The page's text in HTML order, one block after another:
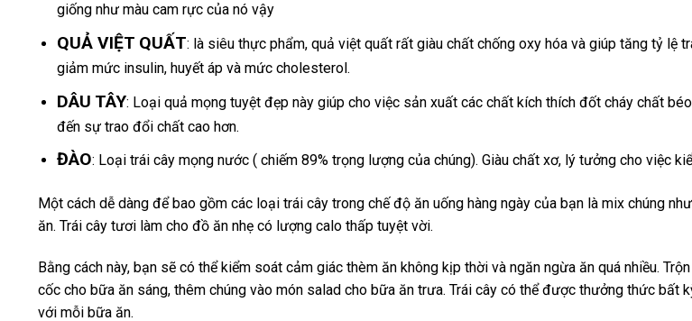
giống như màu cam rực của nó vậy
QUẢ VIỆT QUẤT: là siêu thực phẩm, quả việt quất rất giàu chất chống oxy hóa và giúp tăng tỷ lệ
giảm mức insulin, huyết áp và mức cholesterol.
DÂU TÂY: Loại quả mọng tuyệt đẹp này giúp cho việc sản xuất các chất kích thích đốt cháy chất
đến sự trao đổi chất cao hơn.
ĐÀO: Loại trái cây mọng nước ( chiếm 89% trọng lượng của chúng). Giàu chất xơ, lý tưởng cho việc
Một cách dễ dàng để bao gồm các loại trái cây trong chế độ ăn uống hàng ngày của bạn là mix chúng
ăn. Trái cây tươi làm cho đồ ăn nhẹ có lượng calo thấp tuyệt vời.
Bằng cách này, bạn sẽ có thể kiểm soát cảm giác thèm ăn không kịp thời và ngăn ngừa ăn quá nhiều.
cốc cho bữa ăn sáng, thêm chúng vào món salad cho bữa ăn trưa. Trái cây có thể được thưởng thức bất
với mỗi bữa ăn.